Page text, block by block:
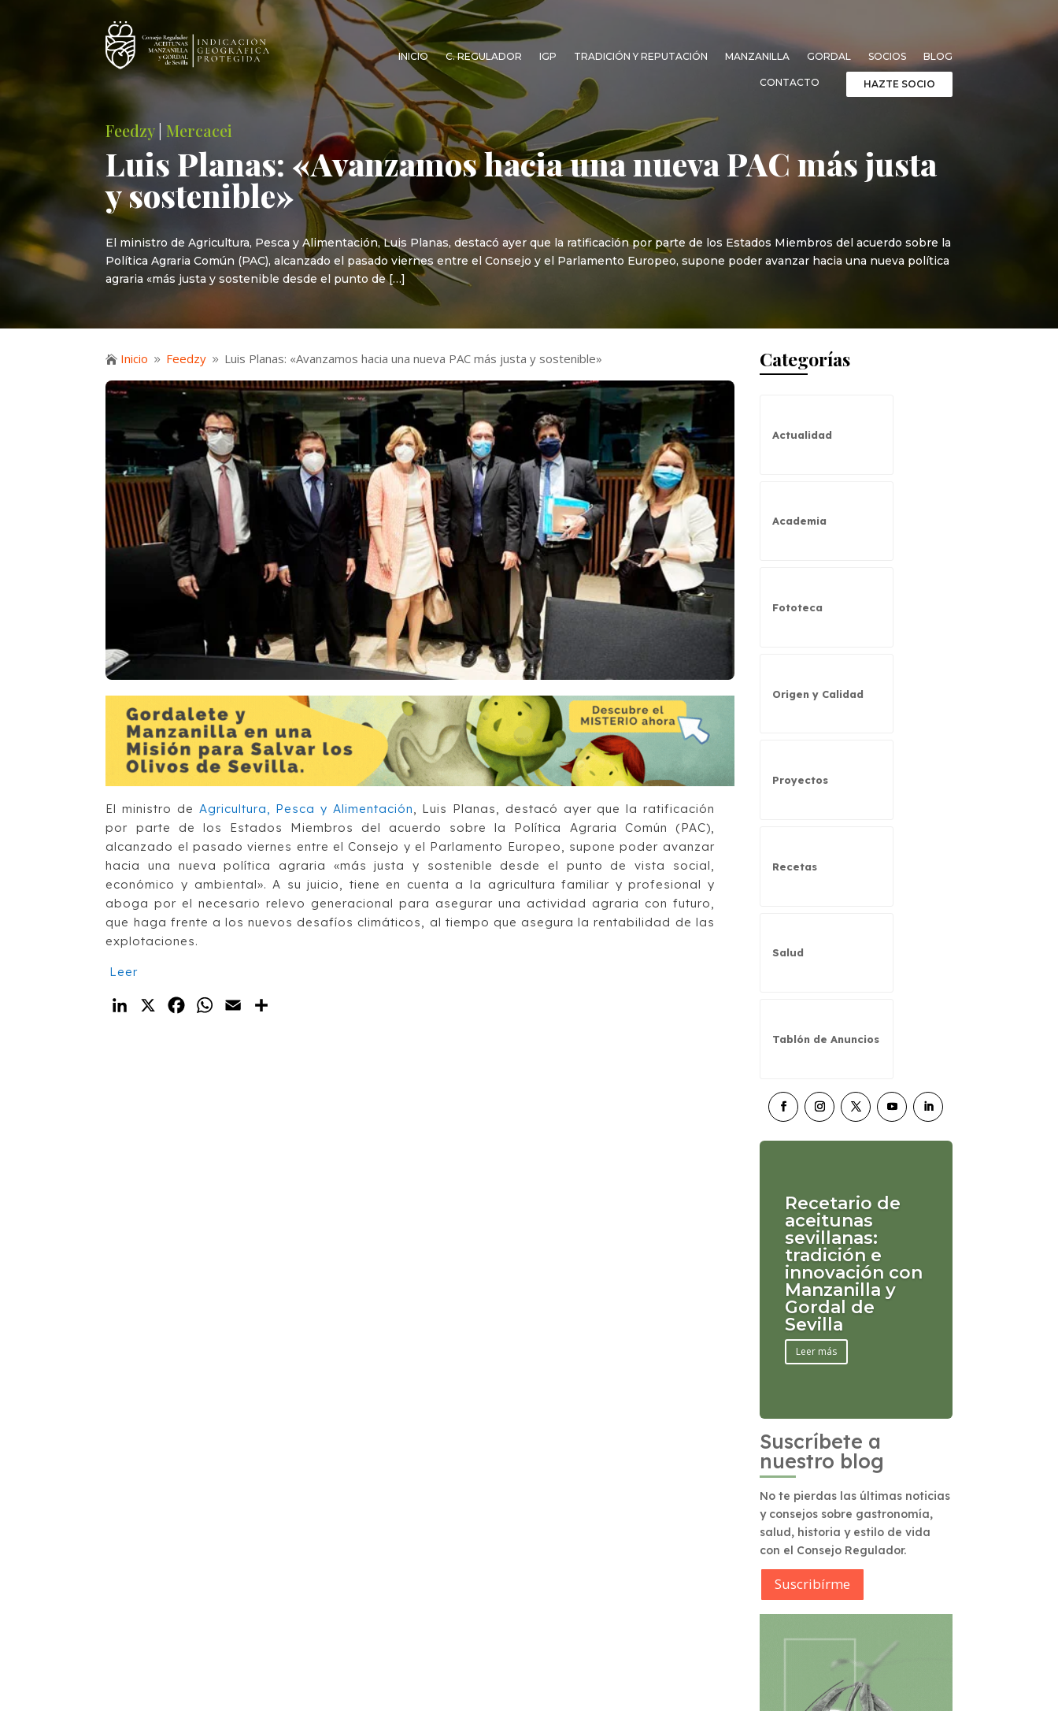
INICIO C. REGULADOR IGP TRADICIÓN Y REPUTACIÓN MANZANILLA GORDAL SOCIOS BLOG
CONTACTO HAZTE SOCIO
Feedzy|Mercacei
Luis Planas: «Avanzamos hacia una nueva PAC más justa
y sostenible»
El ministro de Agricultura, Pesca y Alimentación, Luis Planas, destacó ayer que la ratificación por parte de los Estados Miembros del acuerdo sobre la
Política Agraria Común (PAC), alcanzado el pasado viernes entre el Consejo y el Parlamento Europeo, supone poder avanzar hacia una nueva política
agraria «más justa y sostenible desde el punto de […]
 Inicio 9 Feedzy 9 Luis Planas: «Avanzamos hacia una nueva PAC más justa y sostenible»
El ministro de Agricultura, Pesca y Alimentación , Luis Planas, destacó ayer que la ratificación
por parte de los Estados Miembros del acuerdo sobre la Política Agraria Común (PAC),
alcanzado el pasado viernes entre el Consejo y el Parlamento Europeo, supone poder avanzar
hacia una nueva política agraria «más justa y sostenible desde el punto de vista social,
económico y ambiental». A su juicio, tiene en cuenta a la agricultura familiar y profesional y
aboga por el necesario relevo generacional para asegurar una actividad agraria con futuro,
que haga frente a los nuevos desafíos climáticos, al tiempo que asegura la rentabilidad de las
explotaciones.
Leer
LinkedIn
X FacebookWhatsApp
Email
Categorías
Actualidad
Academia
Fototeca
Origen y Calidad
Proyectos
Recetas
Salud
Tablón de Anuncios
Recetario de
aceitunas
sevillanas:
tradición e
innovación con
Manzanilla y
Gordal de
Sevilla
Leer más
Suscríbete a
nuestro blog
No te pierdas las últimas noticias
y consejos sobre gastronomía,
salud, historia y estilo de vida
con el Consejo Regulador.
Suscribírme